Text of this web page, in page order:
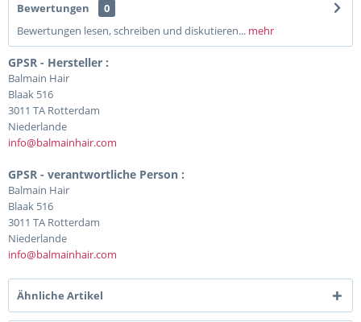
Bewertungen
0
Bewertungen lesen, schreiben und diskutieren... mehr
GPSR - Hersteller :
Balmain Hair
Blaak 516
3011 TA Rotterdam
Niederlande
info@balmainhair.com
GPSR - verantwortliche Person :
Balmain Hair
Blaak 516
3011 TA Rotterdam
Niederlande
info@balmainhair.com
Ähnliche Artikel